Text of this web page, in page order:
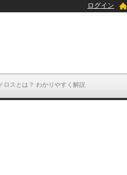
ロスとは？ わかりやすく解説
ログイン